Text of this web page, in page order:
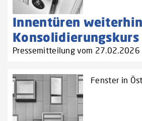
Innentüren
Konsolidierungskurs
Pressemitteilung vom 27.02.2026
Fenster in